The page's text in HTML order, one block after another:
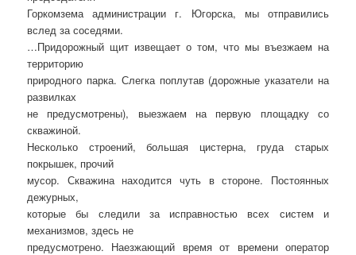
Горкомзема администрации г. Югорска, мы отправились
вслед за соседями.
…Придорожный щит извещает о том, что мы въезжаем на
территорию
природного парка. Слегка поплутав (дорожные указатели на
развилках
не предусмотрены), выезжаем на первую площадку со
скважиной.
Несколько строений, большая цистерна, груда старых
покрышек, прочий
мусор. Скважина находится чуть в стороне. Постоянных
дежурных,
которые бы следили за исправностью всех систем и
механизмов, здесь не
предусмотрено. Наезжающий время от времени оператор